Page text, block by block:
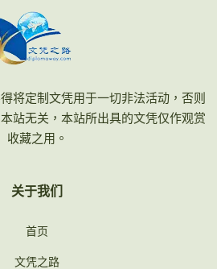
将定制文凭用于一切非法活动，否则
站无关，本站所出具的文凭仅作观赏
收藏之用。
关于我们
首页
文凭之路